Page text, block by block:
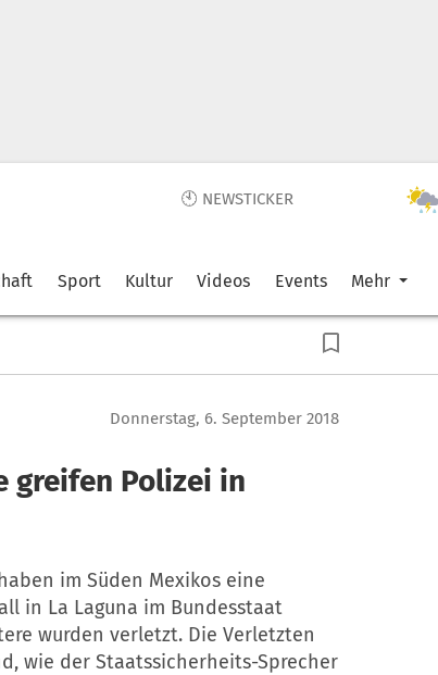
🕙 NEWSTICKER
Sport Kultur Videos Events Mehr
Donnerstag, 6. September 2018
greifen Polizei in
im Süden Mexikos eine
in La Laguna im Bundesstaat
wurden verletzt. Die Verletzten
wie der Staatssicherheits-Sprecher